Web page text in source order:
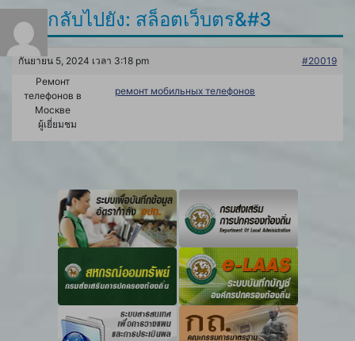
ตอบกลับไปยัง: สล็อตเว็บตร&#3
กันยายน 5, 2024 เวลา 3:18 pm
#20019
Ремонт
телефонов в
Москве
ผู้เยี่ยมชม
ремонт мобильных телефонов